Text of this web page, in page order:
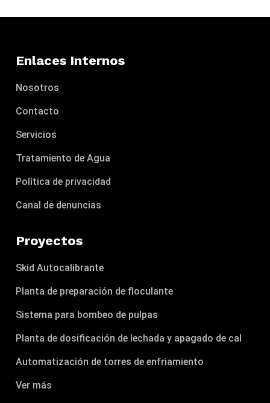
Enlaces Internos
Nosotros
Contacto
Servicios
Tratamiento de Agua
Política de privacidad
Canal de denuncias
Proyectos
Skid Autocalibrante
Planta de preparación de floculante
Sistema para bombeo de pulpas
Planta de dosificación de lechada y apagado de cal
Automatización de torres de enfriamiento
Ver más